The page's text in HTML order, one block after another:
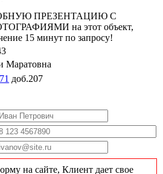
ПРЕЗЕНТАЦИЮ С
на этот объект,
15 минут по запросу!
Маратовна
доб.207
на сайте, Клиент дает свое